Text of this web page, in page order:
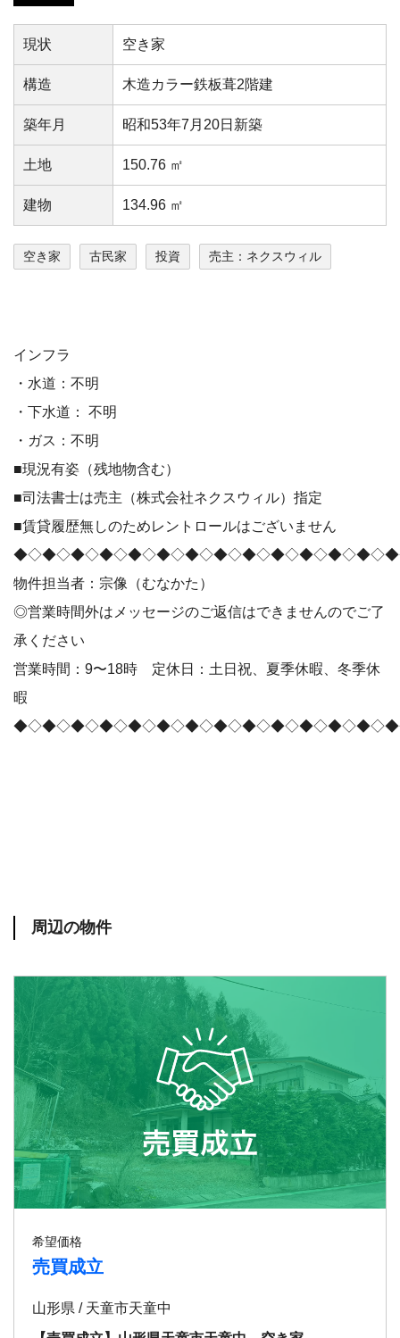
現状 空き家
構造 木造カラー鉄板葺2階建
築年⽉ 昭和53年7月20日新築
⼟地 150.76 ㎡
建物 134.96 ㎡
空き家 古民家 投資 売主：ネクスウィル
インフラ
・水道：不明
・下水道： 不明
・ガス：不明
■現況有姿（残地物含む）
■司法書士は売主（株式会社ネクスウィル）指定
■賃貸履歴無しのためレントロールはございません
物件担当者：宗像（むなかた）
◎営業時間外はメッセージのご返信はできませんのでご了
承ください
営業時間：9〜18時 定休日：土日祝、夏季休暇、冬季休
暇
周辺の物件
希望価格
売買成立
山形県 / 天童市天童中